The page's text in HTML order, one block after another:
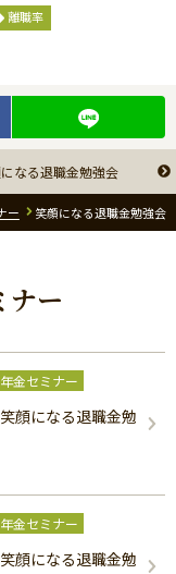
離職率
なる退職金勉強会
ー 笑顔になる退職金勉強会
ナー
金セミナー
笑顔になる退職金勉
金セミナー
笑顔になる退職金勉